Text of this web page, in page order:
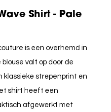
Shirt - Pale
is een overhemd in
blouse valt op door de
klassieke strepenprint en
shirt heeft een
afgewerkt met